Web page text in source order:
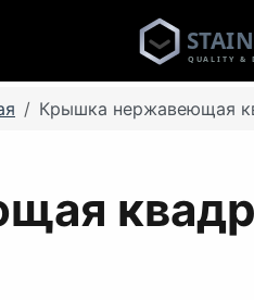
Крышка нержавеющая